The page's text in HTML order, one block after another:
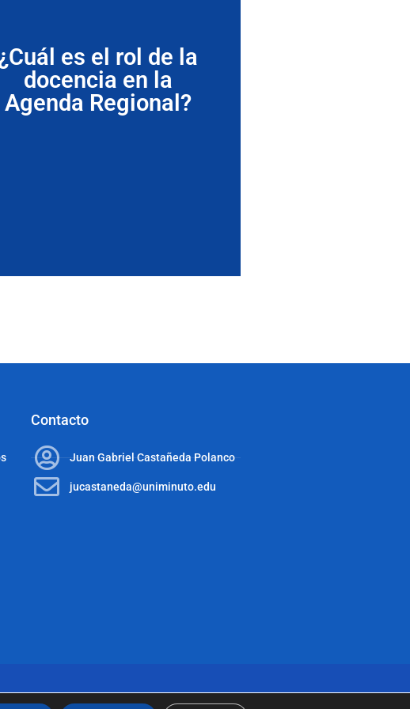
es el rol de la
docencia en la
Agenda Regional?
Contacto
Juan Gabriel Castañeda Polanco
jucastaneda@uniminuto.edu